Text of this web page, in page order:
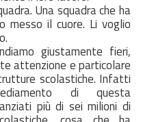
Una squadra che ha
messo il cuore. Li voglio
giustamente fieri,
attenzione e particolare
scolastiche. Infatti
di questa
più di sei milioni di